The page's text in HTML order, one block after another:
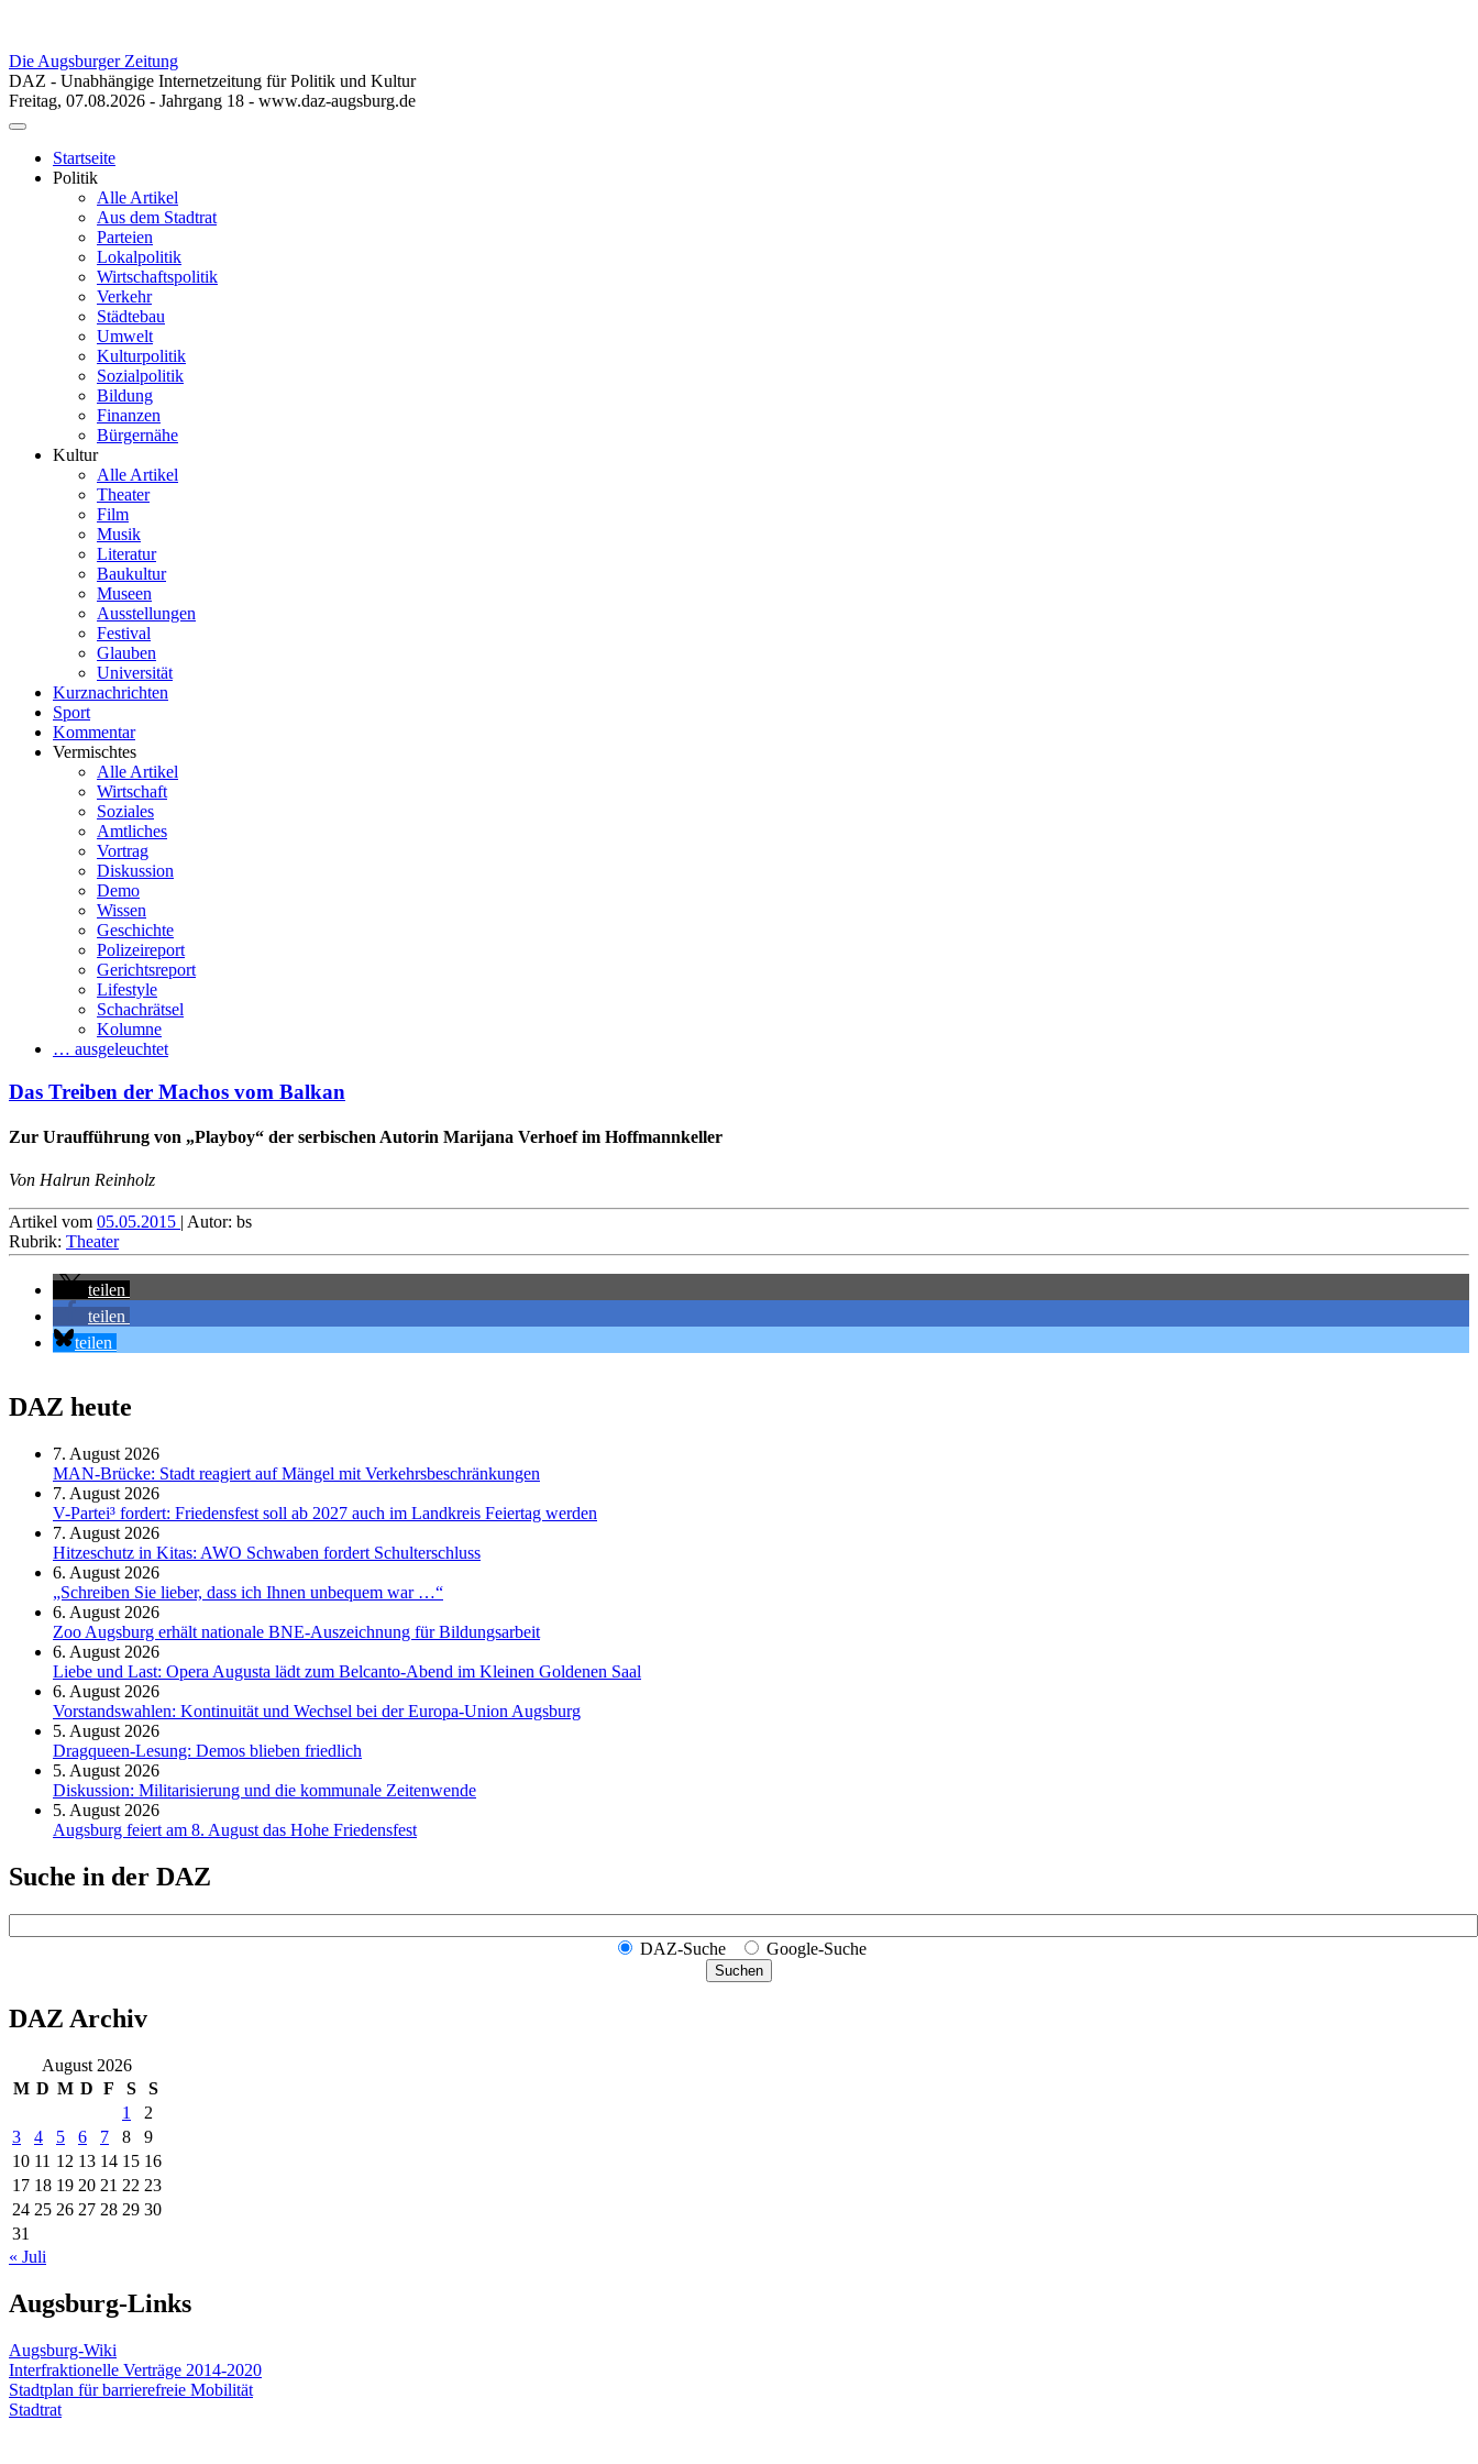
Die Augsburger Zeitung
DAZ - Unabhängige Internetzeitung für Politik und Kultur
Freitag, 07.08.2026 - Jahrgang 18 - www.daz-augsburg.de
Toggle
navigationStartseite
Politik
Alle Artikel
Aus dem Stadtrat
Parteien
Lokalpolitik
Wirtschaftspolitik
Verkehr
Städtebau
Umwelt
Kulturpolitik
Sozialpolitik
Bildung
Finanzen
Bürgernähe
Kultur
Alle Artikel
Theater
Film
Musik
Literatur
Baukultur
Museen
Ausstellungen
Festival
Glauben
Universität
Kurznachrichten
Sport
Kommentar
Vermischtes
Alle Artikel
Wirtschaft
Soziales
Amtliches
Vortrag
Diskussion
Demo
Wissen
Geschichte
Polizeireport
Gerichtsreport
Lifestyle
Schachrätsel
Kolumne
… ausgeleuchtet
Das Treiben der Machos vom Balkan
Zur Uraufführung von „Playboy“ der serbischen Autorin Marijana Verhoef im Hoffmannkeller
Von Halrun Reinholz
Artikel vom 05.05.2015 | Autor: bs
Rubrik: Theater
teilen
teilen
teilen
DAZ heute
7. August 2026
MAN-Brücke: Stadt reagiert auf Mängel mit Verkehrsbeschränkungen
7. August 2026
V-Partei­³ fordert: Friedens­fest soll ab 2027 auch im Land­kreis Feier­tag werden
7. August 2026
Hitzeschutz in Kitas: AWO Schwaben fordert Schulterschluss
6. August 2026
„Schreiben Sie lieber, dass ich Ihnen unbequem war …“
6. August 2026
Zoo Augsburg erhält nationale BNE-Auszeichnung für Bildungsarbeit
6. August 2026
Liebe und Last: Opera Augusta lädt zum Belcanto-Abend im Kleinen Goldenen Saal
6. August 2026
Vorstandswahlen: Kontinuität und Wechsel bei der Europa-Union Augsburg
5. August 2026
Dragqueen-Lesung: Demos blieben friedlich
5. August 2026
Diskussion: Mi­li­ta­ri­sie­rung und die kommunale Zeitenwende
5. August 2026
Augsburg feiert am 8. August das Hohe Friedensfest
Suche in der DAZ
DAZ-Suche Google-Suche
Suchen
DAZ Archiv
August 2026
M D M D F S
S
1
2
3
4 5 6 7 8
9
10 11 12 13 14 15 16
17 18 19 20 21 22 23
24 25 26 27 28 29 30
31
« Juli
Augsburg-Links
Augsburg-Wiki
Interfraktionelle Verträge 2014-2020
Stadtplan für barrierefreie Mobilität
Stadtrat